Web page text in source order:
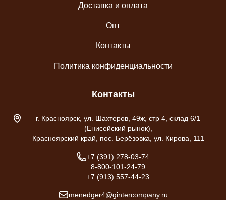
Доставка и оплата
Опт
Контакты
Политика конфиденциальности
Контакты
Адрес склада
г. Красноярск, ул. Шахтеров, 49ж, стр 4, склад 6/1
(Енисейский рынок),
Красноярский край, пос. Берёзовка, ул. Кирова, 111
Телефон
+7 (391) 278-03-74
8-800-101-24-79
+7 (913) 557-44-23
Email
menedger4@gintercompany.ru